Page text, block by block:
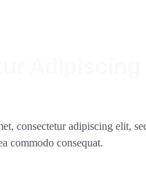
consectetur adipiscing elit,
commodo consequat.